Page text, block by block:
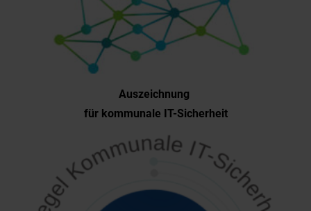
Auszeichnung
für kommunale IT-Sicherheit